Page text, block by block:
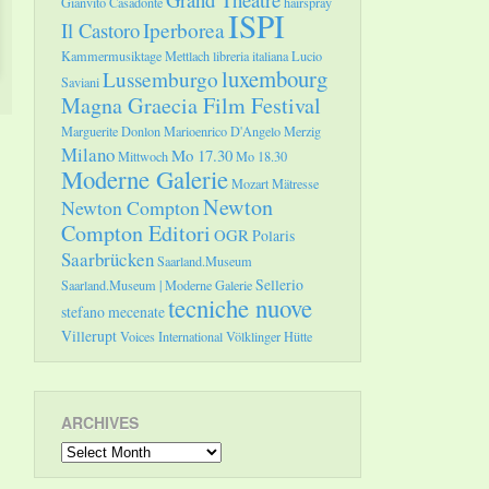
Il CastoroIperboreaISPI
Kammermusiktage Mettlachlibreria italianaLucio
SavianiLussemburgoluxembourg
Magna Graecia Film Festival
Marguerite DonlonMarioenrico D'AngeloMerzig
MilanoMittwochMo 17.30Mo 18.30
Moderne GalerieMozartMätresse
Newton ComptonNewton
Compton Editori OGRPolaris
SaarbrückenSaarland.Museum
Saarland.Museum | Moderne GalerieSellerio
stefano mecenatetecniche nuove
VilleruptVoices InternationalVölklinger Hütte
ARCHIVES
Archives